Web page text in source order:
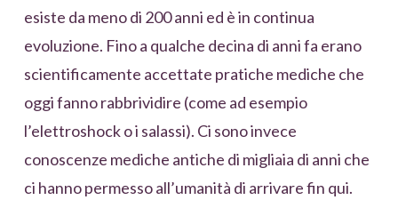
esiste da meno di 200 anni ed è in continua
evoluzione. Fino a qualche decina di anni fa erano
scientificamente accettate pratiche mediche che
oggi fanno rabbrividire (come ad esempio
l’elettroshock o i salassi). Ci sono invece
conoscenze mediche antiche di migliaia di anni che
ci hanno permesso all’umanità di arrivare fin qui.